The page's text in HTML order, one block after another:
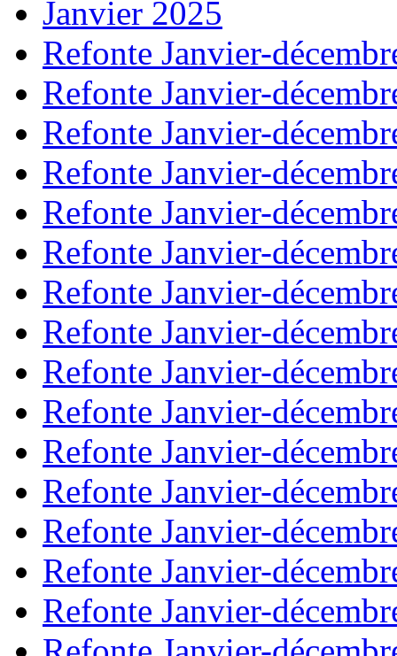
Janvier 2025
Refonte Janvier-
Refonte Janvier-
Refonte Janvier-
Refonte Janvier-
Refonte Janvier-
Refonte Janvier-
Refonte Janvier-
Refonte Janvier-
Refonte Janvier-
Refonte Janvier-
Refonte Janvier-
Refonte Janvier-
Refonte Janvier-
Refonte Janvier-
Refonte Janvier-